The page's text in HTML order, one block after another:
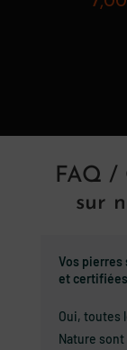
FAQ /
sur
Vos
et
Oui, toutes
Nature